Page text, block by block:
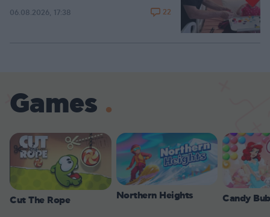
06.08.2026, 17:38 22
Games
Cut The Rope Northern Heights Candy